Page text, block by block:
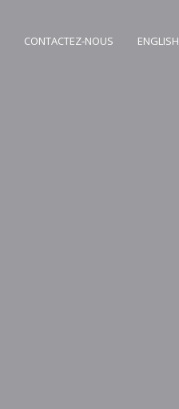
CONTACTEZ-NOUS ENGLISH